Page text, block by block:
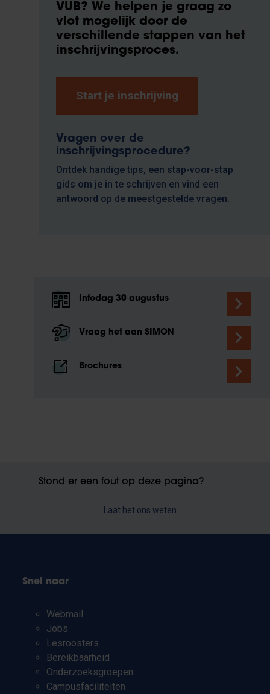
VUB? We helpen je graag zo
vlot mogelijk door de
verschillende stappen van het
inschrijvingsproces.
Start je inschrijving
Vragen over de
inschrijvingsprocedure?
Ontdek handige tips, een stap-voor-stap
gids om je in te schrijven en vind een
antwoord op de meestgestelde vragen.
Infodag 30 augustus
Vraag het aan SIMON
Brochures
Stond er een fout op deze pagina?
Laat het ons weten
Snel naar
Webmail
Jobs
Lesroosters
Bereikbaarheid
Onderzoeksgroepen
Campusfaciliteiten